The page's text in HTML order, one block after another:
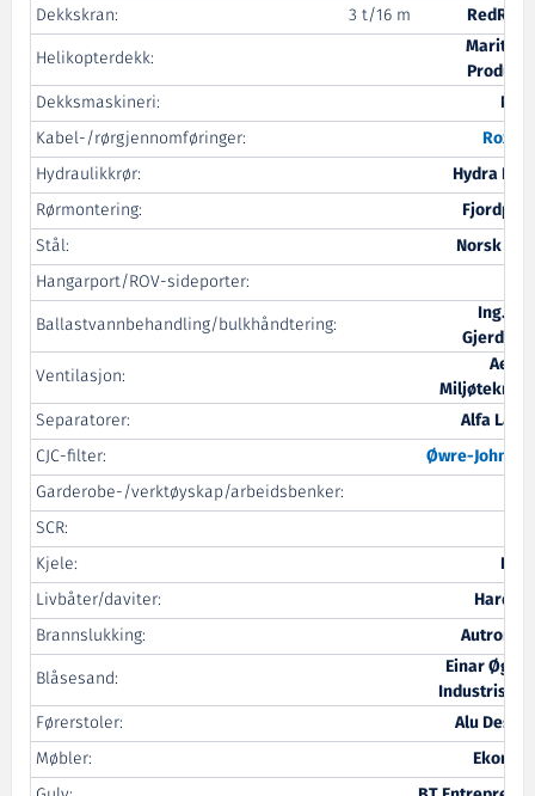
Dekkskran:
3 t/16 m
RedRock
Helikopterdekk:
Maritime
Products
Dekksmaskineri:
NDM
Kabel-/rørgjennomføringer:
Roxtec
Hydraulikkrør:
Hydra Pipe
Rørmontering:
Fjordpipe
Stål:
Norsk Stål
Hangarport/ROV-sideporter:
Ballastvannbehandling/bulkhåndtering:
Ing. Per
Gjerdrum
Ventilasjon:
Aeron
Miljøteknikk
Separatorer:
Alfa Laval
CJC-filter:
Øwre-Johnsen
Garderobe-/verktøyskap/arbeidsbenker:
SCR:
Kjele:
Pyro
Livbåter/daviter:
Harding
Brannslukking:
Autronica
Blåsesand:
Einar Øgrey
Industrisand
Førerstoler:
Alu Design
Møbler:
Ekornes